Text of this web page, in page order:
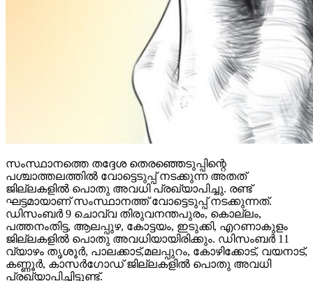
സംസ്ഥാനത്തെ തദ്ദേശ തെരഞ്ഞെടുപ്പിന്റെ
പശ്ചാത്തലത്തില്‍ വോട്ടെടുപ്പ് നടക്കുന്ന അതത്
ജില്ലകളില്‍ പൊതു അവധി പ്രഖ്യാപിച്ചു. രണ്ട്
ഘട്ടമായാണ് സംസ്ഥാനത്ത് വോട്ടെടുപ്പ് നടക്കുന്നത്.
ഡിസംബര്‍ 9 ചൊവ്വ തിരുവനന്തപുരം, കൊല്ലം,
പത്തനംതിട്ട, ആലപ്പുഴ, കോട്ടയം, ഇടുക്കി, എറണാകുളം
ജില്ലകളില്‍ പൊതു അവധിയായിരിക്കും. ഡിസംബര്‍ 11
വ്യാഴം തൃശൂര്‍, പാലക്കാട്,മലപ്പുറം, കോഴിക്കോട്, വയനാട്,
കണ്ണൂര്‍, കാസര്‍ഗോഡ് ജില്ലകളില്‍ പൊതു അവധി
പ്രഖ്യാപിച്ചിട്ടുണ്ട്.